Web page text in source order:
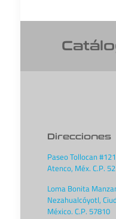
Direcciones
Paseo Tollocan
Atenco, Méx. C.P.
Loma Bonita
Nezahualcóyotl,
México. C.P. 57810